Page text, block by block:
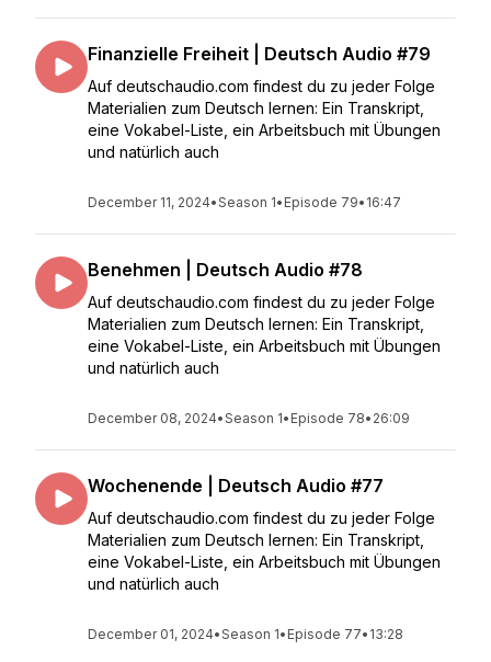
Finanzielle Freiheit | Deutsch Audio #79
Auf deutschaudio.com findest du zu jeder Folge
Materialien zum Deutsch lernen: Ein Transkript,
eine Vokabel-Liste, ein Arbeitsbuch mit Übungen
und natürlich auch
December 11, 2024•Season 1• Episode 79• 16:47
Benehmen | Deutsch Audio #78
Auf deutschaudio.com findest du zu jeder Folge
Materialien zum Deutsch lernen: Ein Transkript,
eine Vokabel-Liste, ein Arbeitsbuch mit Übungen
und natürlich auch
December 08, 2024•Season 1• Episode 78• 26:09
Wochenende | Deutsch Audio #77
Auf deutschaudio.com findest du zu jeder Folge
Materialien zum Deutsch lernen: Ein Transkript,
eine Vokabel-Liste, ein Arbeitsbuch mit Übungen
und natürlich auch
December 01, 2024•Season 1• Episode 77• 13:28